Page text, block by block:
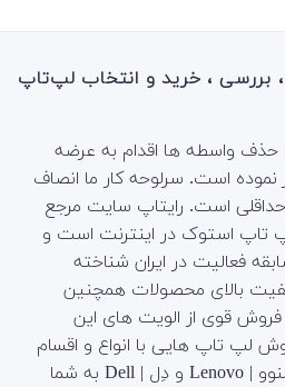
بررسی ، خرید و انتخاب لپ‌تاپ
حذف واسطه ها اقدام به عرضه
نموده است. سرلوحه کار ما انصاف
است. رایتاپ سایت مرجع
استوک در اینترنت است و
از 10 سال سابقه فعالیت در ایران شناخته
بالای محصولات همچنین
قوی از الویت های این
لپ تاپ هایی با انواع و اقسام
برندهایی نظیر اچ پی | HP لنوو | Lenovo و دِل | Dell به شما